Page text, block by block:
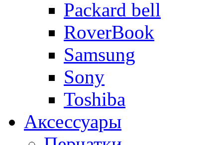
Packard bell
RoverBook
Samsung
Sony
Toshiba
Аксессуары